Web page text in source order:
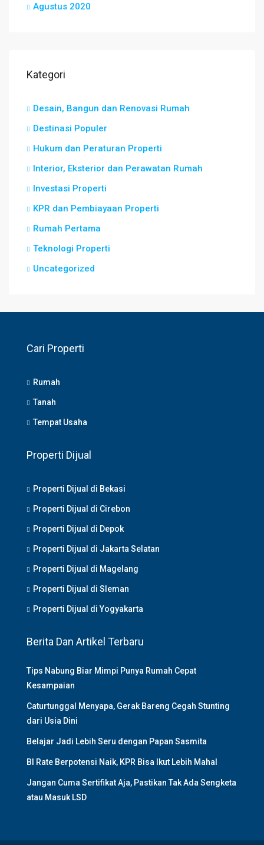
Agustus 2020
Kategori
Desain, Bangun dan Renovasi Rumah
Destinasi Populer
Hukum dan Peraturan Properti
Interior, Eksterior dan Perawatan Rumah
Investasi Properti
KPR dan Pembiayaan Properti
Rumah Pertama
Teknologi Properti
Uncategorized
Cari Properti
Rumah
Tanah
Tempat Usaha
Properti Dijual
Properti Dijual di Bekasi
Properti Dijual di Cirebon
Properti Dijual di Depok
Properti Dijual di Jakarta Selatan
Properti Dijual di Magelang
Properti Dijual di Sleman
Properti Dijual di Yogyakarta
Berita Dan Artikel Terbaru
Tips Nabung Biar Mimpi Punya Rumah Cepat
Kesampaian
Caturtunggal Menyapa, Gerak Bareng Cegah Stunting
dari Usia Dini
Belajar Jadi Lebih Seru dengan Papan Sasmita
BI Rate Berpotensi Naik, KPR Bisa Ikut Lebih Mahal
Jangan Cuma Sertifikat Aja, Pastikan Tak Ada Sengketa
atau Masuk LSD